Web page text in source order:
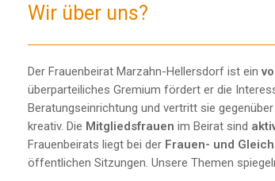
Wir über uns?
Der Frauenbeirat Marzahn-Hellersdorf ist ein
überparteiliches Gremium fördert er die
Beratungseinrichtung und vertritt sie
kreativ. Die Mitgliedsfrauen im Beirat sind
Frauenbeirats liegt bei der Frauen- und
öffentlichen Sitzungen. Unsere Themen